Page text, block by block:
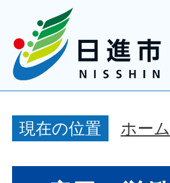
現在の位置 ホーム